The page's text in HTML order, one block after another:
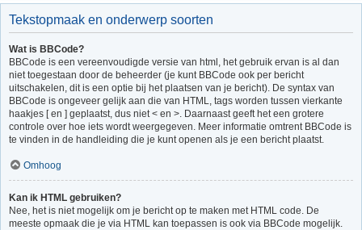
Tekstopmaak en onderwerp soorten
Wat is BBCode?
BBCode is een vereenvoudigde versie van html, het gebruik ervan is al dan
niet toegestaan door de beheerder (je kunt BBCode ook per bericht
uitschakelen, dit is een optie bij het plaatsen van je bericht). De syntax van
BBCode is ongeveer gelijk aan die van HTML, tags worden tussen vierkante
haakjes [ en ] geplaatst, dus niet < en >. Daarnaast geeft het een grotere
controle over hoe iets wordt weergegeven. Meer informatie omtrent BBCode is
te vinden in de handleiding die je kunt openen als je een bericht plaatst.
Omhoog
Kan ik HTML gebruiken?
Nee, het is niet mogelijk om je bericht op te maken met HTML code. De
meeste opmaak die je via HTML kan toepassen is ook via BBCode mogelijk.